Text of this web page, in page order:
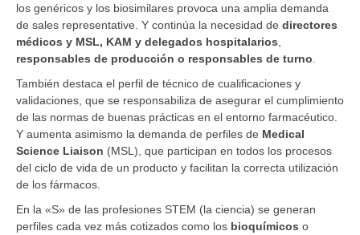
los genéricos y los biosimilares provoca una amplia demanda
de sales representative. Y continúa la necesidad de directores
médicos y MSL, KAM y delegados hospitalarios
responsables de producción o responsables de turno
También destaca el perfil de técnico de cualificaciones y
validaciones, que se responsabiliza de asegurar el cumplimiento
de las normas de buenas prácticas en el entorno farmacéutico.
Y aumenta asimismo la demanda de perfiles de Medical
Science Liaison (MSL), que participan en todos los procesos
del ciclo de vida de un producto y facilitan la correcta utilización
de los fármacos.
En la «S» de las profesiones STEM (la ciencia) se generan
perfiles cada vez más cotizados como los bioquímicos o